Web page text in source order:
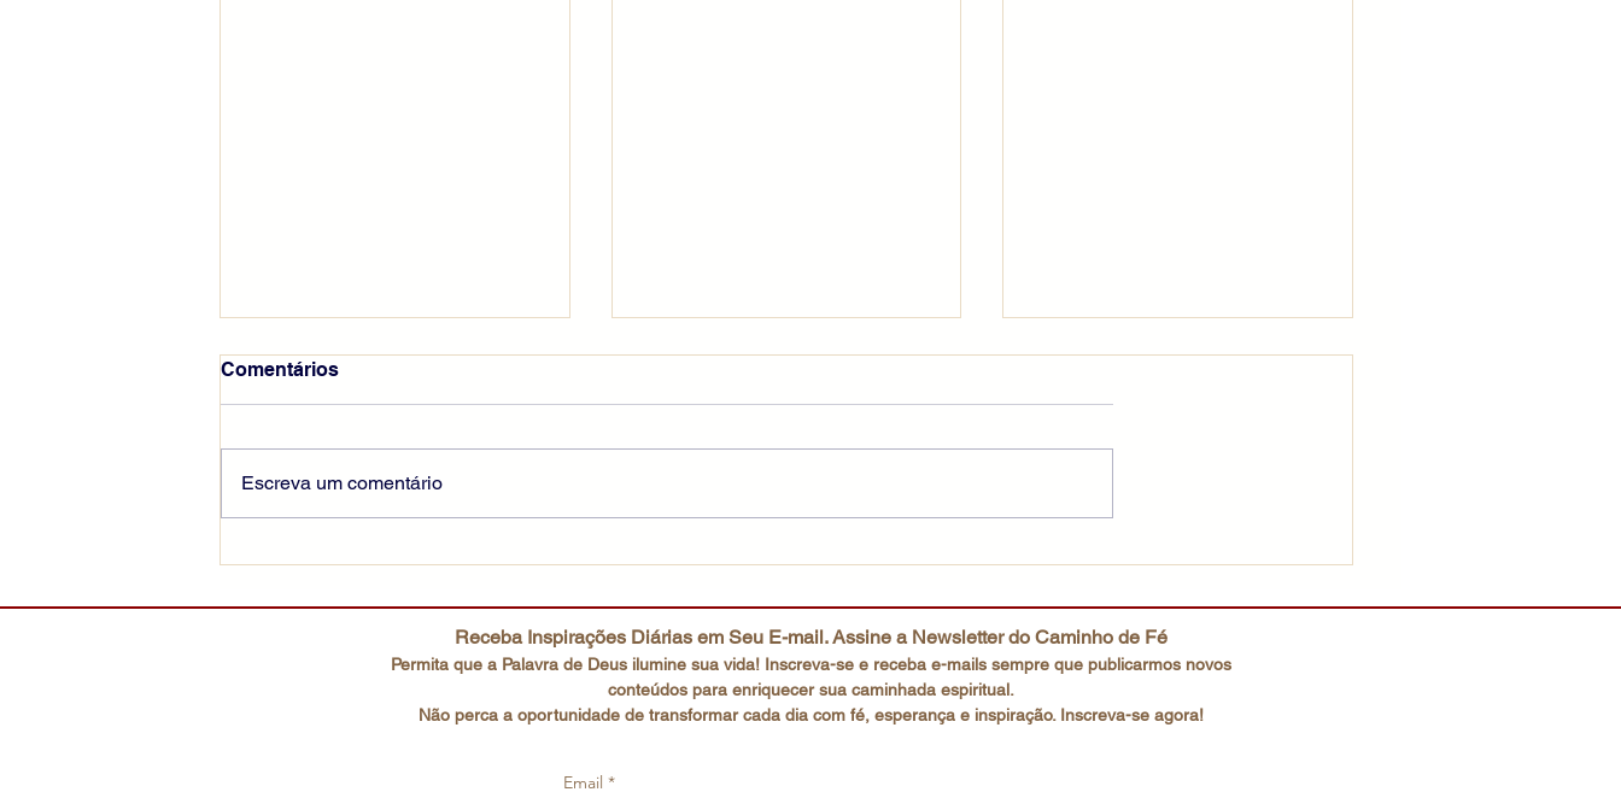
Seguir Cristo pela cruz Escutai o Filho amado
Comentários
Escreva um comentário
Receba Inspirações Diárias em Seu E-mail. Assine a Newsletter do Caminho de Fé
Permita que a Palavra de Deus ilumine sua vida! Inscreva-se e receba e-mails sempre que publicarmos novos
conteúdos para enriquecer sua caminhada espiritual.
Não perca a oportunidade de transformar cada dia com fé, esperança e inspiração. Inscreva-se agora!
Email